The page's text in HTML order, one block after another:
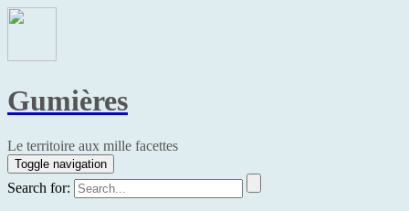
Gumières
Le territoire aux mille facettes
Toggle navigation
Search for: